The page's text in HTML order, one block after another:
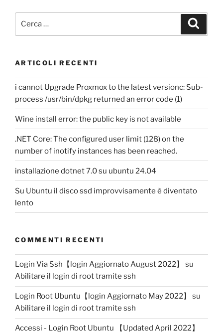
ARTICOLI RECENTI
i cannot Upgrade Proxmox to the latest versionc: Sub-
process /usr/bin/dpkg returned an error code (1)
Wine install error: the public key is not available
.NET Core: The configured user limit (128) on the
number of inotify instances has been reached.
installazione dotnet 7.0 su ubuntu 24.04
Su Ubuntu il disco ssd improvvisamente è diventato
lento
COMMENTI RECENTI
Login Via Ssh【login Aggiornato August 2022】
su
Abilitare il login di root tramite ssh
Login Root Ubuntu【login Aggiornato May 2022】
su
Abilitare il login di root tramite ssh
Accessi - Login Root Ubuntu 【Updated April 2022】